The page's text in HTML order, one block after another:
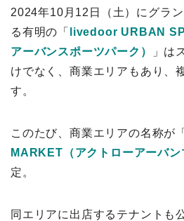
2024年10月12日（土）にグラ
る有明の「
livedoor URBAN
アーバンスポーツパーク）
」は
けでなく、商業エリアもあり、
す。
このたび、商業エリアの名称が「
MARKET（アクトローアーバン
定。
同エリアに出店するテナントも